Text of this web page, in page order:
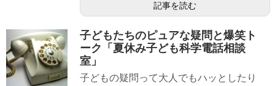
記事を読む
子どもたちのピュアな疑問と爆笑ト
ーク「夏休み子ども科学電話相談
室」
子どもの疑問って大人でもハッとしたり